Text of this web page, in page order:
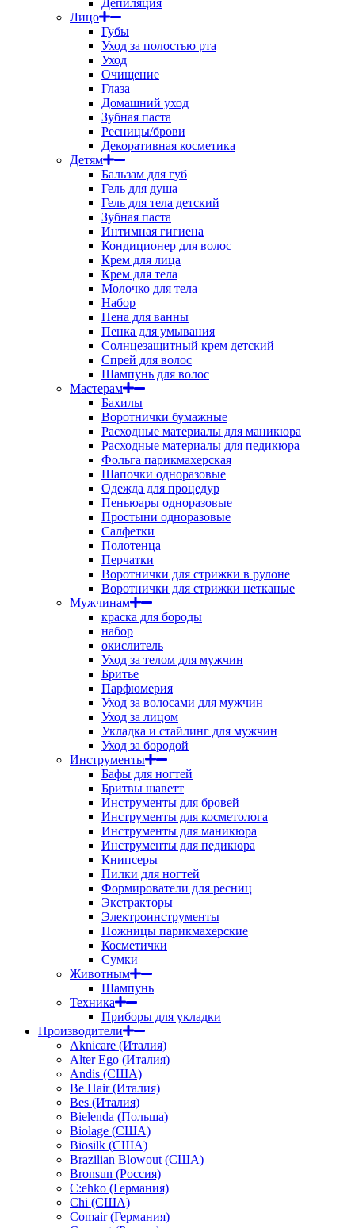
Депиляция
Лицо
Губы
Уход за полостью рта
Уход
Очищение
Глаза
Домашний уход
Зубная паста
Ресницы/брови
Декоративная косметика
Детям
Бальзам для губ
Гель для душа
Гель для тела детский
Зубная паста
Интимная гигиена
Кондиционер для волос
Крем для лица
Крем для тела
Молочко для тела
Набор
Пена для ванны
Пенка для умывания
Солнцезащитный крем детский
Спрей для волос
Шампунь для волос
Мастерам
Бахилы
Воротнички бумажные
Расходные материалы для маникюра
Расходные материалы для педикюра
Фольга парикмахерская
Шапочки одноразовые
Одежда для процедур
Пеньюары одноразовые
Простыни одноразовые
Салфетки
Полотенца
Перчатки
Воротнички для стрижки в рулоне
Воротнички для стрижки нетканые
Мужчинам
краска для бороды
набор
окислитель
Уход за телом для мужчин
Бритье
Парфюмерия
Уход за волосами для мужчин
Уход за лицом
Укладка и стайлинг для мужчин
Уход за бородой
Инструменты
Бафы для ногтей
Бритвы шаветт
Инструменты для бровей
Инструменты для косметолога
Инструменты для маникюра
Инструменты для педикюра
Книпсеры
Пилки для ногтей
Формирователи для ресниц
Экстракторы
Электроинструменты
Ножницы парикмахерские
Косметички
Сумки
Животным
Шампунь
Техника
Приборы для укладки
Производители
Aknicare (Италия)
Alter Ego (Италия)
Andis (США)
Be Hair (Италия)
Bes (Италия)
Bielenda (Польша)
Biolage (США)
Biosilk (США)
Brazilian Blowout (США)
Bronsun (Россия)
C:ehko (Германия)
Chi (США)
Comair (Германия)